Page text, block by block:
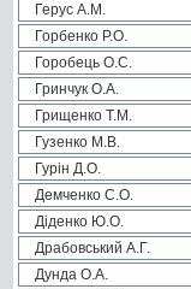
Герус А.М.
Горбенко Р.О.
Горобець О.С.
Гринчук О.А.
Грищенко Т.М.
Гузенко М.В.
Гурін Д.О.
Демченко С.О.
Діденко Ю.О.
Драбовський А.Г.
Дунда О.А.